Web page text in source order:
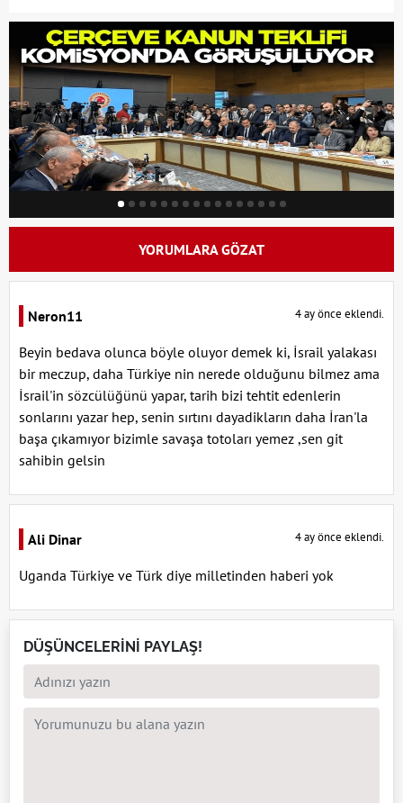
YORUMLARA GÖZAT
Neron11 4 ay önce eklendi.
Beyin bedava olunca böyle oluyor demek ki, İsrail yalakası
bir meczup, daha Türkiye nin nerede olduğunu bilmez ama
İsrail'in sözcülüğünü yapar, tarih bizi tehtit edenlerin
sonlarını yazar hep, senin sırtını dayadikların daha İran'la
başa çıkamıyor bizimle savaşa totoları yemez ,sen git
sahibin gelsin
Ali Dinar 4 ay önce eklendi.
Uganda Türkiye ve Türk diye milletinden haberi yok
DÜŞÜNCELERİNİ PAYLAŞ!